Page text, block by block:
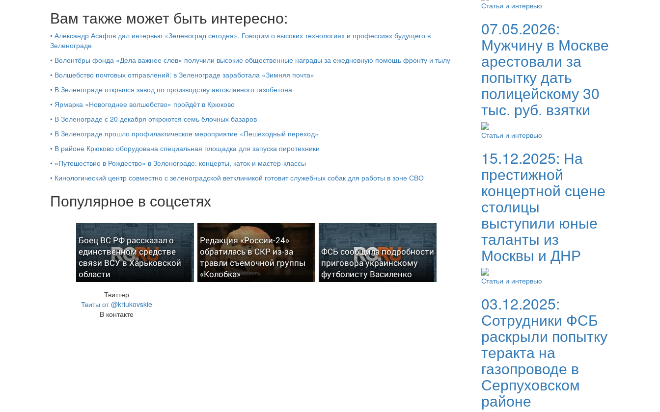
Вам также может быть интересно:
• Александр Асафов дал интервью «Зеленоград сегодня». Говорим о высоких технологиях и профессиях будущего в
Зеленограде
• Волонтёры фонда «Дела важнее слов» получили высокие общественные награды за ежедневную помощь фронту и тылу
• Волшебство почтовых отправлений: в Зеленограде заработала «Зимняя почта»
• В Зеленограде открылся завод по производству автоклавного газобетона
• Ярмарка «Новогоднее волшебство» пройдёт в Крюково
• В Зеленограде с 20 декабря откроются семь ёлочных базаров
• В Зеленограде прошло профилактическое мероприятие «Пешеходный переход»
• В районе Крюково оборудована специальная площадка для запуска пиротехники
• «Путешествие в Рождество» в Зеленограде: концерты, каток и мастер‑классы
• Кинологический центр совместно с зеленоградской ветклиникой готовит служебных собак для работы в зоне СВО
Популярное в соцсетях
Боец ВС РФ рассказал о
единственном средстве
связи ВСУ в Харьковской
области
Редакция «России-24»
обратилась в СКР из-за
травли съемочной группы
«Колобка»
ФСБ сообщила подробности
приговора украинскому
футболисту Василенко
Твиттер
Твиты от @kriukovskie
В контакте
Статьи и интервью
07.05.2026:
Мужчину в Москве
арестовали за
попытку дать
полицейскому 30
тыс. руб. взятки
Статьи и интервью
15.12.2025: На
престижной
концертной сцене
столицы
выступили юные
таланты из
Москвы и ДНР
Статьи и интервью
03.12.2025:
Сотрудники ФСБ
раскрыли попытку
теракта на
газопроводе в
Серпуховском
районе